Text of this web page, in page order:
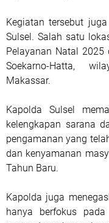
Kegiatan tersebut
Sulsel. Salah satu
Pelayanan Natal
Soekarno-Hatta,
Makassar.
Kapolda Sulsel
kelengkapan sarana
pengamanan yang
dan kenyamanan
Tahun Baru.
Kapolda juga
hanya berfokus